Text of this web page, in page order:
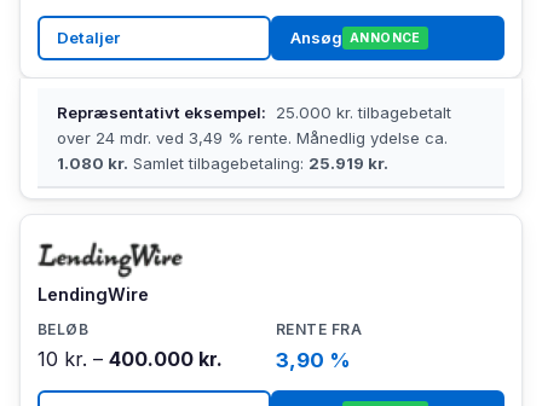
Detaljer Ansøg ANNONCE
Repræsentativt eksempel:
25.000 kr. tilbagebetalt
over 24 mdr. ved 3,49 % rente. Månedlig ydelse ca.
1.080 kr. Samlet tilbagebetaling: 25.919 kr.
LendingWire
10 kr. – 400.000 kr. 3,90 %